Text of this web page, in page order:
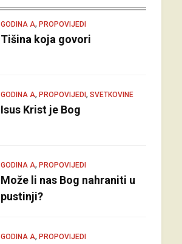
GODINA A, PROPOVIJEDI
Tišina koja govori
GODINA A, PROPOVIJEDI, SVETKOVINE
Isus Krist je Bog
GODINA A, PROPOVIJEDI
Može li nas Bog nahraniti u
pustinji?
GODINA A, PROPOVIJEDI